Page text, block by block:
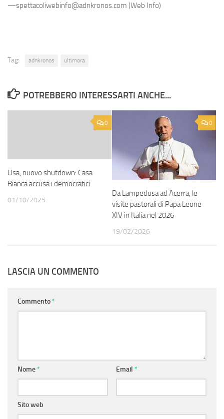
—spettacoliwebinfo@adnkronos.com (Web Info)
Tag: adnkronos ultimora
POTREBBERO INTERESSARTI ANCHE...
0
Usa, nuovo shutdown: Casa
Bianca accusa i democratici
01/10/2025
0
Da Lampedusa ad Acerra, le
visite pastorali di Papa Leone
XIV in Italia nel 2026
19/02/2026
LASCIA UN COMMENTO
Commento*
Nome* Email *
Sito web